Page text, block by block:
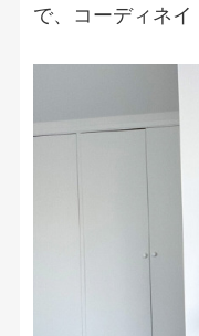
で、コーディネイ